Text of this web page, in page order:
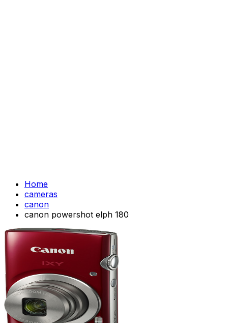
Home
cameras
canon
canon powershot elph 180